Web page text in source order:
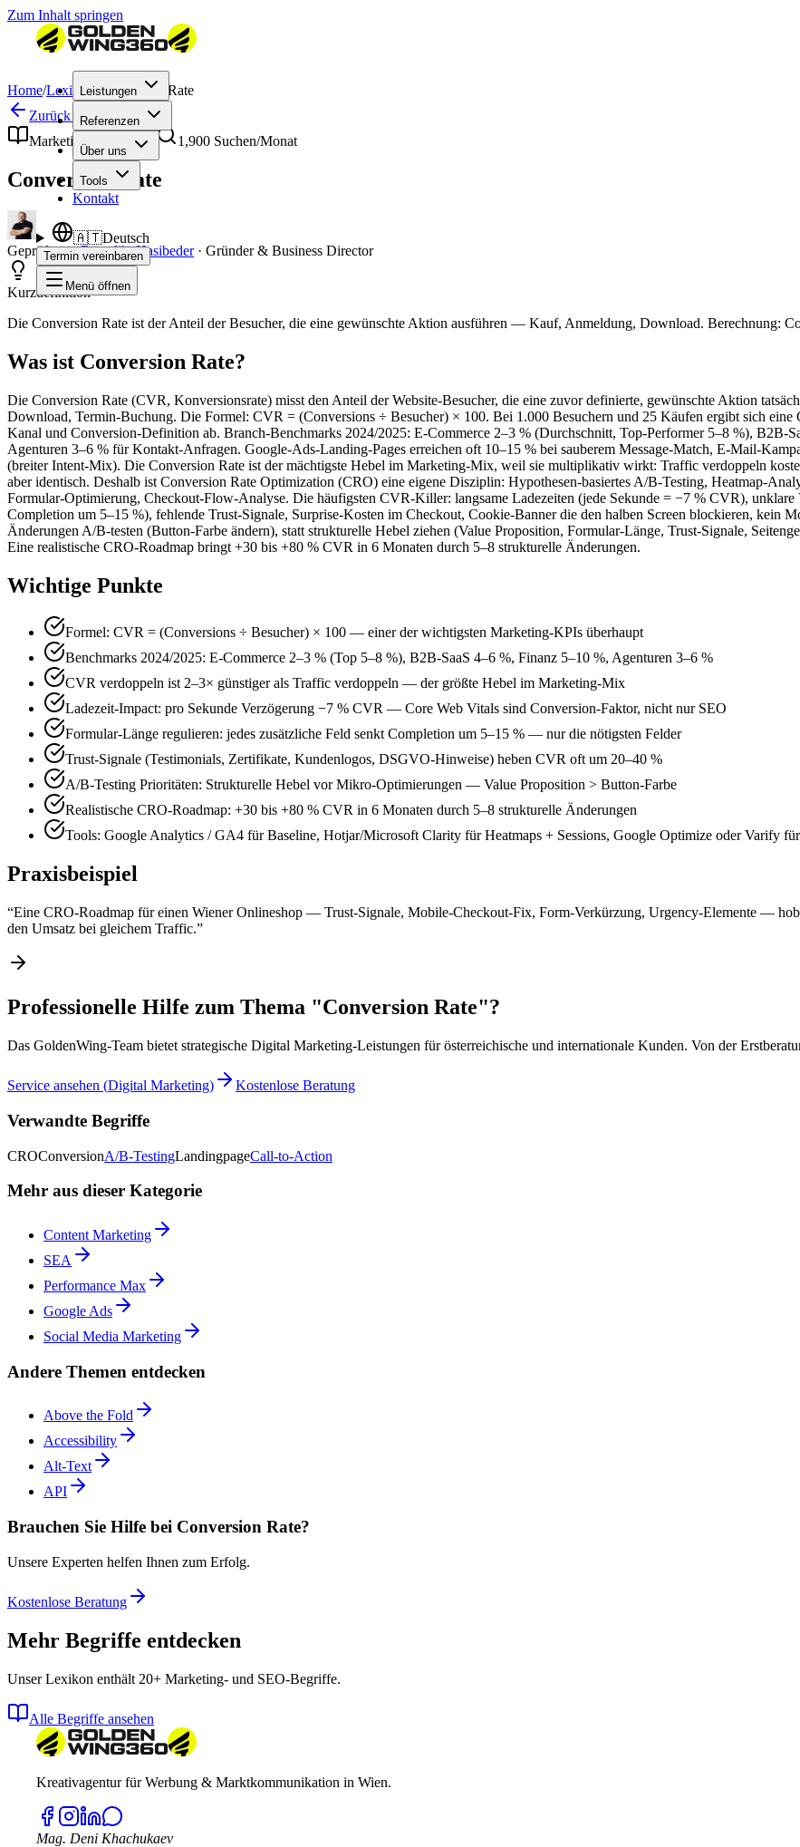
Zum Inhalt springen
Leistungen
Referenzen
Über uns
Tools
Kontakt
🇦🇹Deutsch
Termin vereinbaren
Menü öffnen
Home/Lexikon/Conversion Rate
Zurück zum Lexikon
Marketing & Strategie
1,900 Suchen/Monat
Conversion Rate
Geprüft von Benedikt Hasibeder· Gründer & Business Director
Kurzdefinition
Die Conversion Rate ist der Anteil der Besucher, die eine gewünschte Aktion ausführen — Kauf, Anmeldung, Download. Berechnung:
Was ist Conversion Rate?
Die Conversion Rate (CVR, Konversionsrate) misst den Anteil der Website-Besucher, die eine zuvor definierte, gewünschte Aktion
Download, Termin-Buchung. Die Formel: CVR = (Conversions ÷ Besucher) × 100. Bei 1.000 Besuchern und 25 Käufen ergibt sich
Kanal und Conversion-Definition ab. Branch-Benchmarks 2024/2025: E-Commerce 2–3 % (Durchschnitt, Top-Performer 5–8 %), B2B-
Agenturen 3–6 % für Kontakt-Anfragen. Google-Ads-Landing-Pages erreichen oft 10–15 % bei sauberem Message-Match, E-Mail-
(breiter Intent-Mix). Die Conversion Rate ist der mächtigste Hebel im Marketing-Mix, weil sie multiplikativ wirkt: Traffic verdoppeln
aber identisch. Deshalb ist Conversion Rate Optimization (CRO) eine eigene Disziplin: Hypothesen-basiertes A/B-Testing, Heatmap-
Formular-Optimierung, Checkout-Flow-Analyse. Die häufigsten CVR-Killer: langsame Ladezeiten (jede Sekunde = −7 % CVR), unklare
Completion um 5–15 %), fehlende Trust-Signale, Surprise-Kosten im Checkout, Cookie-Banner die den halben Screen blockieren,
Änderungen A/B-testen (Button-Farbe ändern), statt strukturelle Hebel ziehen (Value Proposition, Formular-Länge, Trust-Signale,
Eine realistische CRO-Roadmap bringt +30 bis +80 % CVR in 6 Monaten durch 5–8 strukturelle Änderungen.
Wichtige Punkte
Formel: CVR = (Conversions ÷ Besucher) × 100 — einer der wichtigsten Marketing-KPIs überhaupt
Benchmarks 2024/2025: E-Commerce 2–3 % (Top 5–8 %), B2B-SaaS 4–6 %, Finanz 5–10 %, Agenturen 3–6 %
CVR verdoppeln ist 2–3× günstiger als Traffic verdoppeln — der größte Hebel im Marketing-Mix
Ladezeit-Impact: pro Sekunde Verzögerung −7 % CVR — Core Web Vitals sind Conversion-Faktor, nicht nur SEO
Formular-Länge regulieren: jedes zusätzliche Feld senkt Completion um 5–15 % — nur die nötigsten Felder
Trust-Signale (Testimonials, Zertifikate, Kundenlogos, DSGVO-Hinweise) heben CVR oft um 20–40 %
A/B-Testing Prioritäten: Strukturelle Hebel vor Mikro-Optimierungen — Value Proposition > Button-Farbe
Realistische CRO-Roadmap: +30 bis +80 % CVR in 6 Monaten durch 5–8 strukturelle Änderungen
Tools: Google Analytics / GA4 für Baseline, Hotjar/Microsoft Clarity für Heatmaps + Sessions, Google Optimize oder Varify für
Praxisbeispiel
“Eine CRO-Roadmap für einen Wiener Onlineshop — Trust-Signale, Mobile-Checkout-Fix, Form-Verkürzung, Urgency-Elemente —
den Umsatz bei gleichem Traffic.”
Professionelle Hilfe zum Thema "Conversion Rate"?
Das GoldenWing-Team bietet strategische Digital Marketing-Leistungen für österreichische und internationale Kunden. Von der
Service ansehen (Digital Marketing) Kostenlose Beratung
Verwandte Begriffe
CROConversionA/B-TestingLandingpageCall-to-Action
Mehr aus dieser Kategorie
Content Marketing
SEA
Performance Max
Google Ads
Social Media Marketing
Andere Themen entdecken
Above the Fold
Accessibility
Alt-Text
API
Brauchen Sie Hilfe bei Conversion Rate?
Unsere Experten helfen Ihnen zum Erfolg.
Kostenlose Beratung
Mehr Begriffe entdecken
Unser Lexikon enthält 20+ Marketing- und SEO-Begriffe.
Alle Begriffe ansehen
Kreativagentur für Werbung & Marktkommunikation in Wien.
Mag. Deni Khachukaev